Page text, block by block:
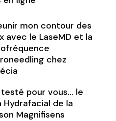
mon contour des
avec le LaseMD et la
chez
testé pour vous… le
Hydrafacial de la
Magnifisens